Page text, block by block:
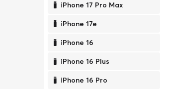
iPhone 17 Pro Max
iPhone 17e
iPhone 16
iPhone 16 Plus
iPhone 16 Pro